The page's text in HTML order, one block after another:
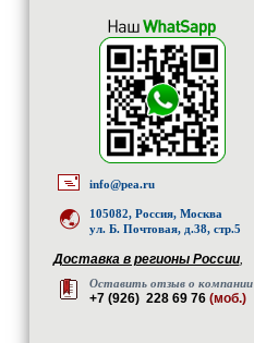
info@pea.ru
105082, Россия, Москва
ул. Б. Почтовая, д.38, стр.5
Доставка в регионы России,
Оставить отзыв о компании
+7 (926) 228 69 76 (моб.)